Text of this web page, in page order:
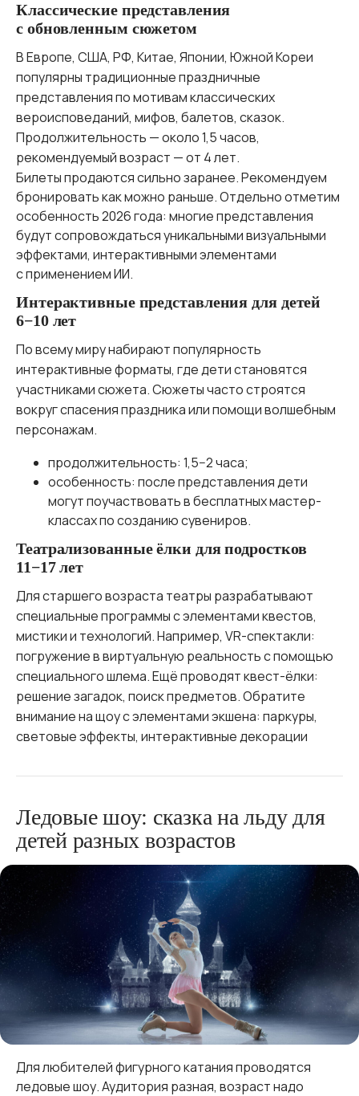
Классические представления
с обновленным сюжетом
В Европе, США, РФ, Китае, Японии, Южной Кореи
популярны традиционные праздничные
представления по мотивам классических
вероисповеданий, мифов, балетов, сказок.
Продолжительность — около 1,5 часов,
рекомендуемый возраст — от 4 лет.
Билеты продаются сильно заранее. Рекомендуем
бронировать как можно раньше. Отдельно отметим
особенность 2026 года: многие представления
будут сопровождаться уникальными визуальными
эффектами, интерактивными элементами
с применением ИИ.
Интерактивные представления для детей
6−10 лет
По всему миру набирают популярность
интерактивные форматы, где дети становятся
участниками сюжета. Сюжеты часто строятся
вокруг спасения праздника или помощи волшебным
персонажам.
продолжительность: 1,5−2 часа;
особенность: после представления дети
могут поучаствовать в бесплатных мастер-
классах по созданию сувениров.
Театрализованные ёлки для подростков
11−17 лет
Для старшего возраста театры разрабатывают
специальные программы с элементами квестов,
мистики и технологий. Например, VR-спектакли:
погружение в виртуальную реальность с помощью
специального шлема. Ещё проводят квест-ёлки:
решение загадок, поиск предметов. Обратите
внимание на щоу с элементами экшена: паркуры,
световые эффекты, интерактивные декорации
Ледовые шоу: сказка на льду для
детей разных возрастов
Для любителей фигурного катания проводятся
ледовые шоу. Аудитория разная, возраст надо